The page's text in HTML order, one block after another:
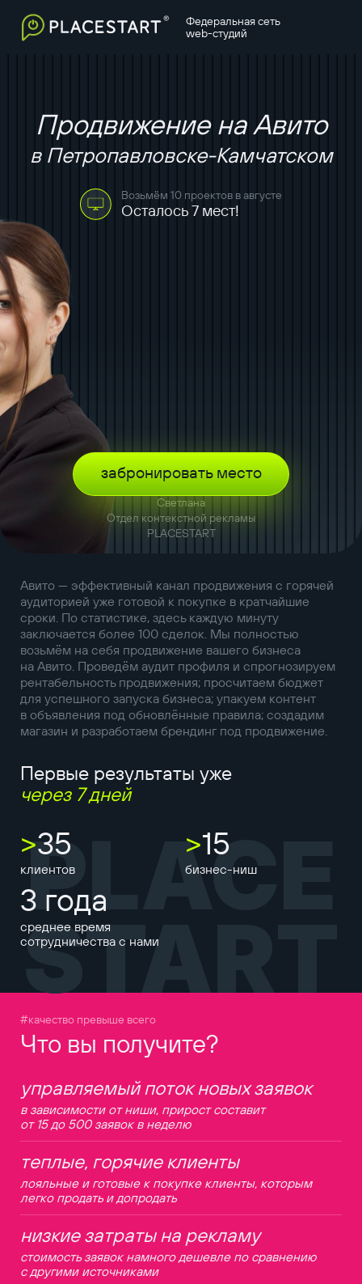
Федеральная сеть
web-студий
Продвижение на Авито
в Петропавловске-Камчатском
Возьмём 10 проектов в августе
Осталось 7 мест!
Светлана
Отдел контекстной рекламы
PLACESTART
забронировать место
Авито — эффективный канал продвижения с горячей
аудиторией уже готовой к покупке в кратчайшие
сроки. По статистике, здесь каждую минуту
заключается более 100 сделок. Мы полностью
возьмём на себя продвижение вашего бизнеса
на Авито. Проведём аудит профиля и спрогнозируем
рентабельность продвижения; просчитаем бюджет
для успешного запуска бизнеса; упакуем контент
в объявления под обновлённые правила; создадим
магазин и разработаем брендинг под продвижение.
Первые результаты уже
через 7 дней
>35
клиентов
>15
бизнес-ниш
3 года
среднее время
сотрудничества с нами
PLACE
START
#качество превыше всего
Что вы получите?
управляемый поток новых заявок
в зависимости от ниши, прирост составит
от 15 до 500 заявок в неделю
теплые, горячие клиенты
лояльные и готовые к покупке клиенты, которым
легко продать и допродать
низкие затраты на рекламу
стоимость заявок намного дешевле по сравнению
с другими источниками